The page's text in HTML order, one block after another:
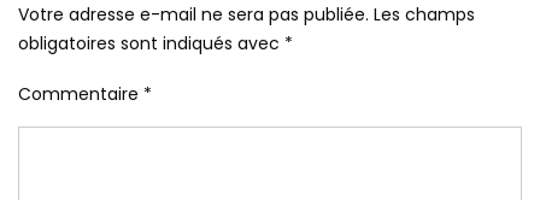
Votre adresse e-mail ne sera pas publiée. Les champs
obligatoires sont indiqués avec *
Commentaire *